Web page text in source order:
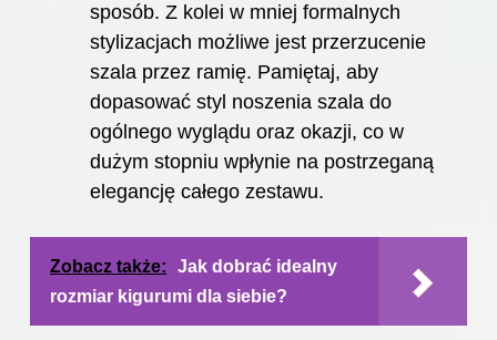
sposób. Z kolei w mniej formalnych
stylizacjach możliwe jest przerzucenie
szala przez ramię. Pamiętaj, aby
dopasować styl noszenia szala do
ogólnego wyglądu oraz okazji, co w
dużym stopniu wpłynie na postrzeganą
elegancję całego zestawu.
Zobacz także:
Jak dobrać idealny
rozmiar kigurumi dla siebie?